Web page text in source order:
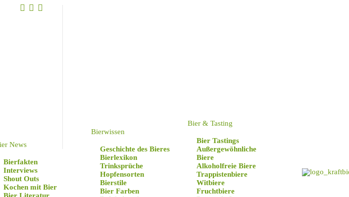
News
Bierfakten
Interviews
Shout Outs
Kochen mit Bier
Bierwissen
Geschichte des Bieres
Bierlexikon
Trinksprüche
Hopfensorten
Bierstile
Bier Farben
Bier & Tasting
Bier Tastings
Außergewöhnliche
Biere
Alkoholfreie Biere
Trappistenbiere
Witbiere
Fruchtbiere